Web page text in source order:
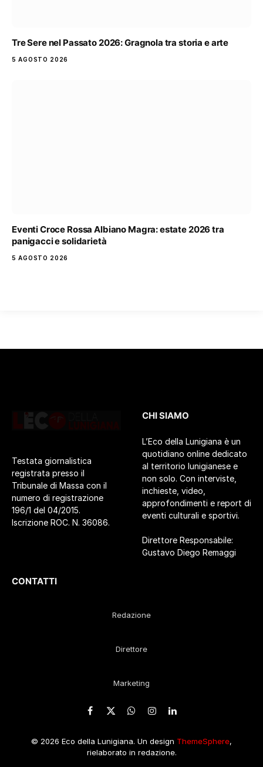
Tre Sere nel Passato 2026: Gragnola tra storia e arte
5 AGOSTO 2026
Eventi Croce Rossa Albiano Magra: estate 2026 tra
panigacci e solidarietà
5 AGOSTO 2026
Testata giornalistica
registrata presso il
Tribunale di Massa con il
numero di registrazione
196/1 del 04/2015.
Iscrizione ROC. N. 36086.
CHI SIAMO
L’Eco della Lunigiana è un
quotidiano online dedicato
al territorio lunigianese e
non solo. Con interviste,
inchieste, video,
approfondimenti e report di
eventi culturali e sportivi.
Direttore Responsabile:
Gustavo Diego Remaggi
CONTATTI
Redazione
Direttore
Marketing
Facebook
X
WhatsApp
Instagram
LinkedIn
© 2026 Eco della Lunigiana. Un design ThemeSphere,
rielaborato in redazione.